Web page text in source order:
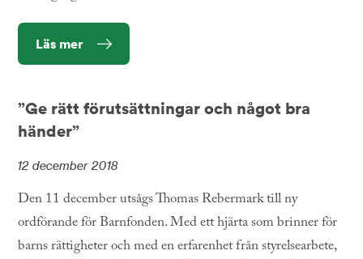
Läs mer
”Ge rätt förutsättningar och något bra
händer”
12 december 2018
Den 11 december utsågs Thomas Rebermark till ny
ordförande för Barnfonden. Med ett hjärta som brinner för
barns rättigheter och med en erfarenhet från styrelsearbete,